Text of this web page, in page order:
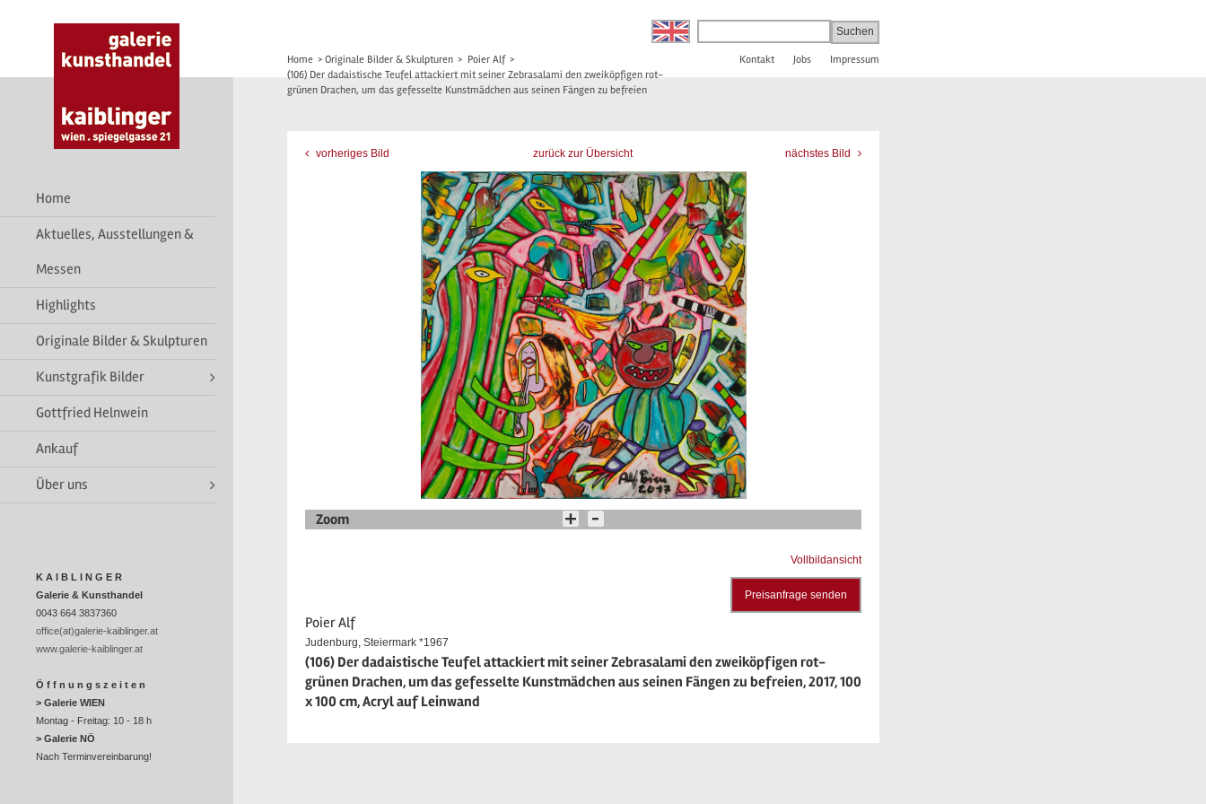
Home
Aktuelles, Ausstellungen &
Messen
Highlights
Originale Bilder & Skulpturen
Kunstgrafik Bilder
Gottfried Helnwein
Ankauf
Über uns
K A I B L I N G E R
Galerie & Kunsthandel
0043 664 3837360
office(at)galerie-kaiblinger.at
www.galerie-kaiblinger.at
Ö f f n u n g s z e i t e n
> Galerie WIEN
Montag - Freitag: 10 - 18 h
> Galerie NÖ
Nach Terminvereinbarung!
Home > Originale Bilder & Skulpturen > Poier Alf >
(106) Der dadaistische Teufel attackiert mit seiner Zebrasalami den zweiköpfigen rot-
grünen Drachen, um das gefesselte Kunstmädchen aus seinen Fängen zu befreien
Kontakt Jobs Impressum
vorheriges Bild zurück zur Übersicht nächstes Bild
Zoom
Vollbildansicht
Preisanfrage senden
Poier Alf
Judenburg, Steiermark *1967
(106) Der dadaistische Teufel attackiert mit seiner Zebrasalami den zweiköpfigen rot-
grünen Drachen, um das gefesselte Kunstmädchen aus seinen Fängen zu befreien, 2017, 100
x 100 cm, Acryl auf Leinwand